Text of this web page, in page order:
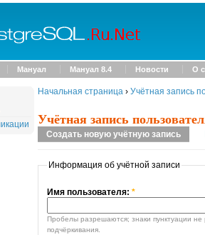
Мануал Мануал 8.4 Новости О
Начальная страница› Учётная запись
Учётная запись
Создать новую учётную запись
Информация об учётной записи
Имя пользователя: *
Пробелы разрешаются; знаки пунктуации
подчёркивания.